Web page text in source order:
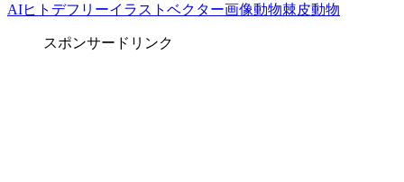
AIヒトデフリーイラスト ベクター画像動物棘皮動物
スポンサードリンク